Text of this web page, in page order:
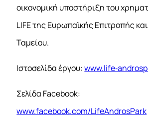
οικονομική υποστήριξη του
LIFE της Ευρωπαϊκής Επιτροπής
Ταμείου.
Ιστοσελίδα έργου:
Σελίδα Facebook:
www.facebook.com/LifeAndrosPark